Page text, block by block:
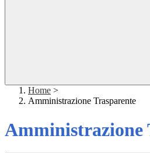
Home >
Amministrazione Trasparente
Amministrazione